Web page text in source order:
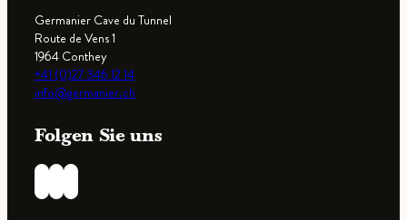
Germanier Cave du Tunnel
Route de Vens 1
1964 Conthey
+41 (0)27 346 12 14
info@germanier.ch
Folgen Sie uns